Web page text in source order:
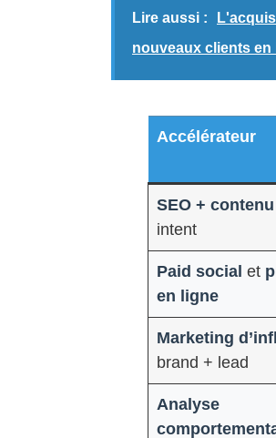
Lire aussi :
nouveaux clients en
Accélérateur
SEO + contenu
intent
Paid social et
en ligne
Marketing
brand + lead
Analyse